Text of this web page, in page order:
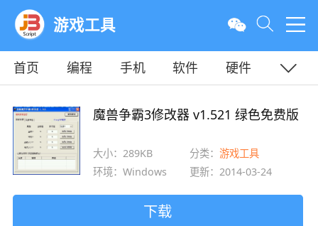
游戏工具
首页 编程 手机 软件
硬件
魔兽争霸3修改器 v1.521 绿色免费版
大小：289KB 分类：游戏工具
环境：Windows
更新：2014-03-24
下载